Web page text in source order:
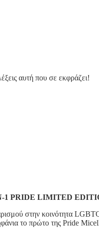
αυτή που σε εκφράζει!
1 PRIDE LIMITED
στην κοινότητα
το πρώτο της Pride